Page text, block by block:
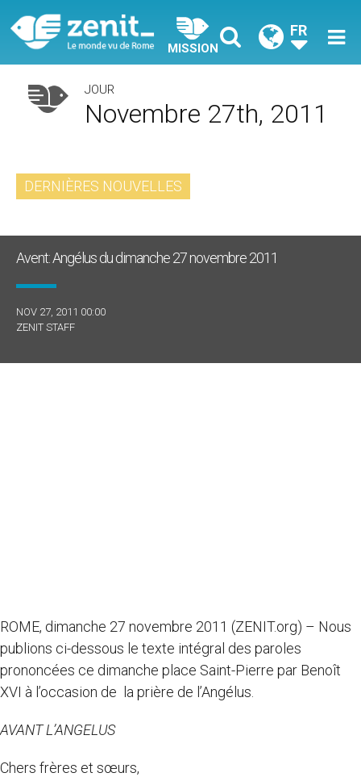
MISSION
FR
JOUR
Novembre 27th, 2011
DERNIÈRES NOUVELLES
Avent: Angélus du dimanche 27 novembre 2011
NOV 27, 2011 00:00
ZENIT STAFF
ROME, dimanche 27 novembre 2011 (ZENIT.org) – Nous
publions ci-dessous le texte intégral des paroles
prononcées ce dimanche place Saint-Pierre par Benoît
XVI à l’occasion de la prière de l’Angélus.
AVANT L’ANGELUS
Chers frères et sœurs,